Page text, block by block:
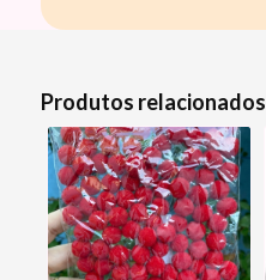
Produtos relacionados